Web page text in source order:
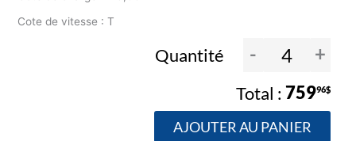
Cote de vitesse : T
Quantité - +
75996$
AJOUTER AU PANIER